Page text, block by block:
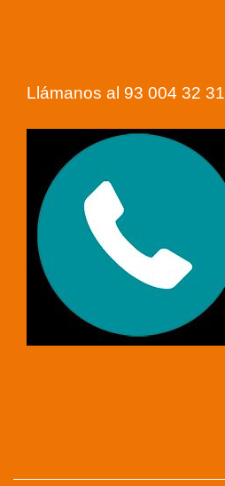
Llámanos al 93 004 32 31